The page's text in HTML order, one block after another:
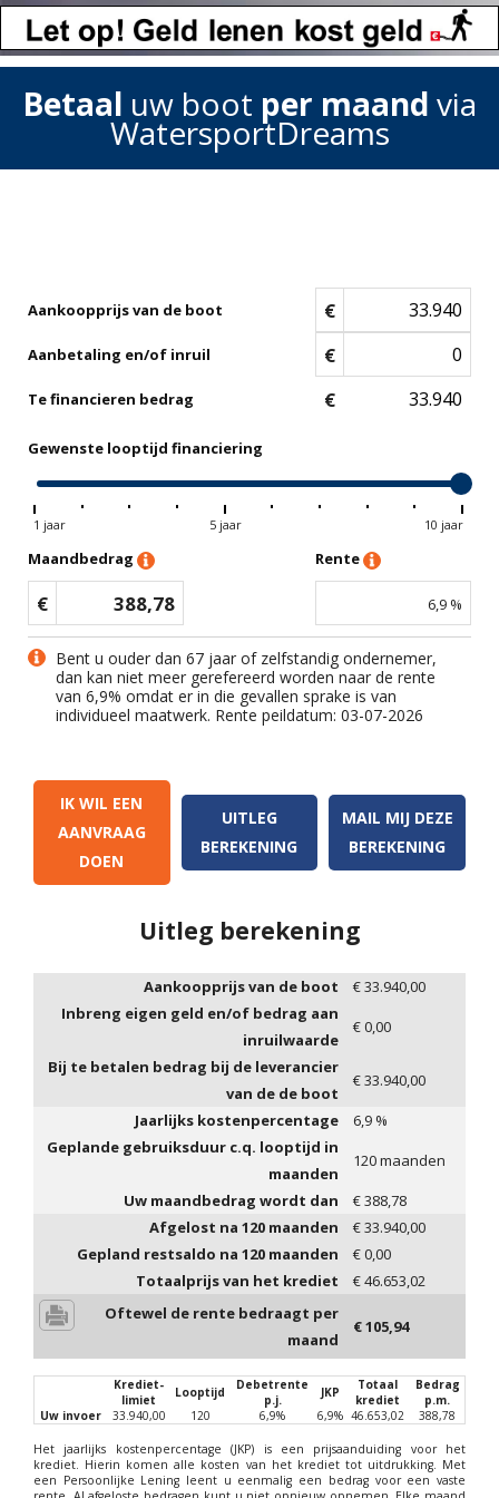
Betaal uw boot per maand via
WatersportDreams
Aankoopprijs van de boot €
Aanbetaling en/of inruil €
Te financieren bedrag €
Gewenste looptijd financiering
1 jaar 5 jaar 10 jaar
Maandbedrag
€ 388,78
Rente
6,9 %
Bent u ouder dan 67 jaar of zelfstandig ondernemer,
dan kan niet meer gerefereerd worden naar de rente
van 6,9% omdat er in die gevallen sprake is van
individueel maatwerk. Rente peildatum: 03-07-2026
IK WIL EEN
AANVRAAG
DOEN
UITLEG
BEREKENING
MAIL MIJ DEZE
BEREKENING
Uitleg berekening
Aankoopprijs van de boot €33.940,00
Inbreng eigen geld en/of bedrag aan
inruilwaarde
€0,00
Bij te betalen bedrag bij de leverancier
van de de boot
€33.940,00
Jaarlijks kostenpercentage
6,9 %
Geplande gebruiksduur c.q. looptijd in
maanden
120maanden
Uw maandbedrag wordt dan
€388,78
Afgelost na 120 maanden €33.940,00
Gepland restsaldo na 120 maanden €0,00
Totaalprijs van het krediet
€46.653,02
Oftewel de rente bedraagt per
maand
€105,94
Krediet-
limiet
Looptijd
Debetrente
p.j.
JKP
Totaal
krediet
Bedrag
p.m.
Uw invoer
33.940,00 120 6,9% 6,9% 46.653,02 388,78
Het jaarlijks kostenpercentage (JKP) is een prijsaanduiding voor het
krediet. Hierin komen alle kosten van het krediet tot uitdrukking. Met
een Persoonlijke Lening leent u eenmalig een bedrag voor een vaste